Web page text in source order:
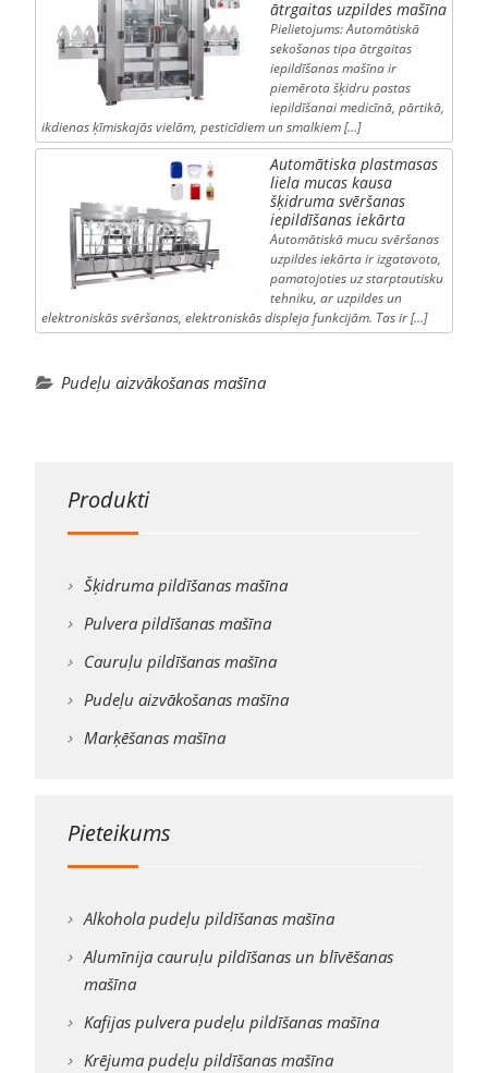
ātrgaitas uzpildes mašīna
Pielietojums: Automātiskā
sekošanas tipa ātrgaitas
iepildīšanas mašīna ir
piemērota šķidru pastas
iepildīšanai medicīnā, pārtikā,
ikdienas ķīmiskajās vielām, pesticīdiem un smalkiem […]
Automātiska plastmasas
liela mucas kausa
šķidruma svēršanas
iepildīšanas iekārta
Automātiskā mucu svēršanas
uzpildes iekārta ir izgatavota,
pamatojoties uz starptautisku
tehniku, ar uzpildes un
elektroniskās svēršanas, elektroniskās displeja funkcijām. Tas ir […]
Pudeļu aizvākošanas mašīna
Produkti
Šķidruma pildīšanas mašīna
Pulvera pildīšanas mašīna
Cauruļu pildīšanas mašīna
Pudeļu aizvākošanas mašīna
Marķēšanas mašīna
Pieteikums
Alkohola pudeļu pildīšanas mašīna
Alumīnija cauruļu pildīšanas un blīvēšanas
mašīna
Kafijas pulvera pudeļu pildīšanas mašīna
Krējuma pudeļu pildīšanas mašīna